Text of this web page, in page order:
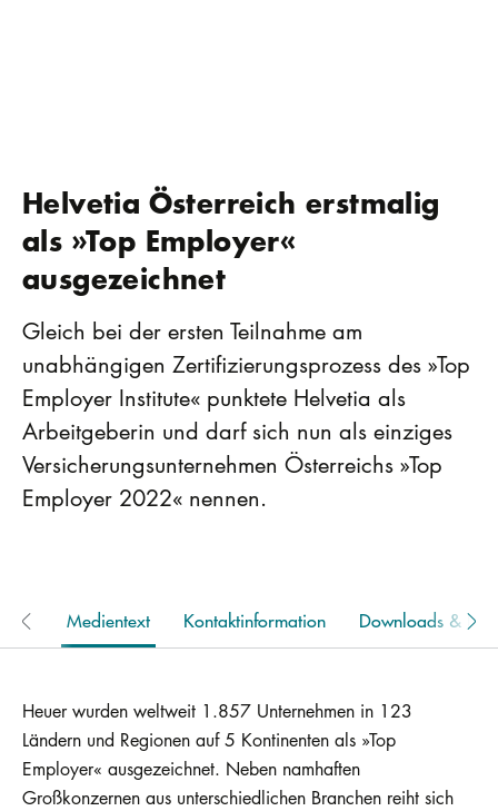
Helvetia Österreich erstmalig
als »Top Employer«
ausgezeichnet
Gleich bei der ersten Teilnahme am
unabhängigen Zertifizierungsprozess des »Top
Employer Institute« punktete Helvetia als
Arbeitgeberin und darf sich nun als einziges
Versicherungsunternehmen Österreichs »Top
Employer 2022« nennen.
Medientext Kontaktinformation Downloads &
Heuer wurden weltweit 1.857 Unternehmen in 123
Ländern und Regionen auf 5 Kontinenten als »Top
Employer« ausgezeichnet. Neben namhaften
Großkonzernen aus unterschiedlichen Branchen reiht sich